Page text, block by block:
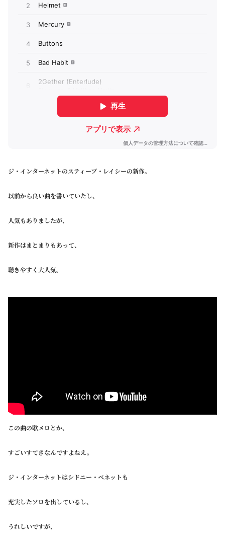
ジ・インターネットのスティーブ・レイシーの新作。
以前から良い曲を書いていたし、
人気もありましたが、
新作はまとまりもあって、
聴きやすく大人気。
この曲の歌メロとか、
すごいすてきなんですよねえ。
ジ・インターネットはシドニー・ベネットも
充実したソロを出しているし、
うれしいですが、